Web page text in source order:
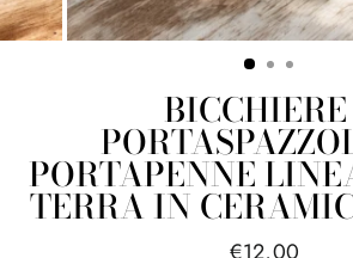
PORTAPENNE
TERRA IN
Regular